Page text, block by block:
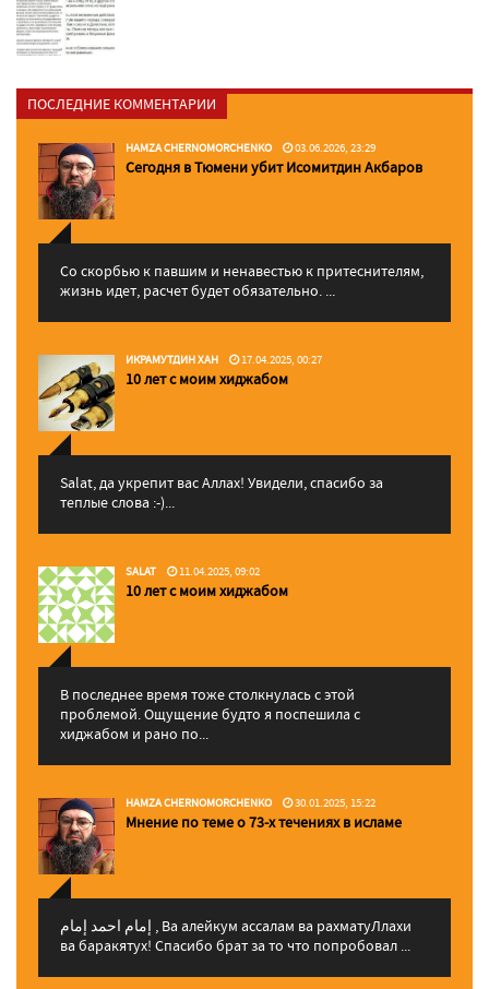
ПОСЛЕДНИЕ КОММЕНТАРИИ
HAMZA CHERNOMORCHENKO 03.06.2026, 23:29
Сегодня в Тюмени убит Исомитдин Акбаров
Со скорбью к павшим и ненавестью к притеснителям,
жизнь идет, расчет будет обязательно. ...
ИКРАМУТДИН ХАН 17.04.2025, 00:27
10 лет с моим хиджабом
Salat, да укрепит вас Аллаx! Увидели, спасибо за
теплые слова :-)...
SALAT 11.04.2025, 09:02
10 лет с моим хиджабом
В последнее время тоже столкнулась с этой
проблемой. Ощущение будто я поспешила с
хиджабом и рано по...
HAMZA CHERNOMORCHENKO 30.01.2025, 15:22
Мнение по теме о 73-х течениях в исламе
إمام احمد إمام , Ва алейкум ассалам ва рахматуЛлахи
ва баракятух! Спасибо брат за то что попробовал ...